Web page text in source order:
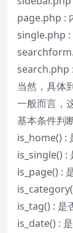
page.php :
single.php :
search.php
当然，具体
一般而言，
基本条件判
is_home() :
is_single() :
is_page() :
is_tag() : 是
is_date() :